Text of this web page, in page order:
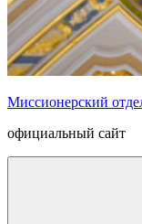
Миссионерский
официальный сайт